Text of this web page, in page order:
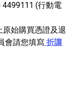
4499111 (行動電
始購買憑證及退
會請您填寫 折讓